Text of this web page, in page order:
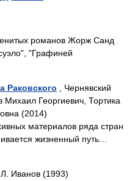
романов Жорж Санд
"Графиней
Раковского , Чернявский
Георгиевич, Тортика
(2014)
материалов ряда стран
жизненный путь…
Л. Иванов (1993)